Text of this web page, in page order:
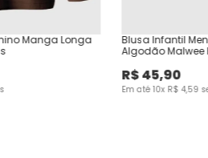
Manga Longa
Blusa Infantil
Algodão Malwee
R$45,90
Em até10x R$ 4,59